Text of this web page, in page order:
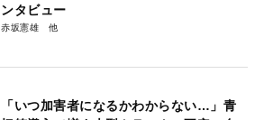
ンタビュー
赤坂憲雄
「いつ加害者になるかわからない…」青